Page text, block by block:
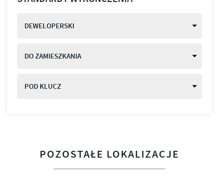
DEWELOPERSKI
DO ZAMIESZKANIA
POD KLUCZ
POZOSTAŁE LOKALIZACJE